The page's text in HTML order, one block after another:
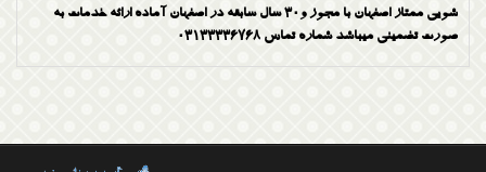
شویی ممتاز اصفهان با مجوز و30 سال سابقه در اصفهان آماده ارائه خدمات به
صورت تضمینی میباشد شماره تماس 03133336768